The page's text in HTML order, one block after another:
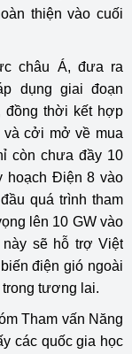
thiện vào cuối
châu Á, đưa ra
dụng giai đoạn
đồng thời kết hợp
và cởi mở về mua
còn chưa đầy 10
hoạch Điện 8 vào
quá trình tham
lên 10 GW vào
này sẽ hỗ trợ Việt
điện gió ngoài
trong tương lai.
Tham vấn Năng
các quốc gia học